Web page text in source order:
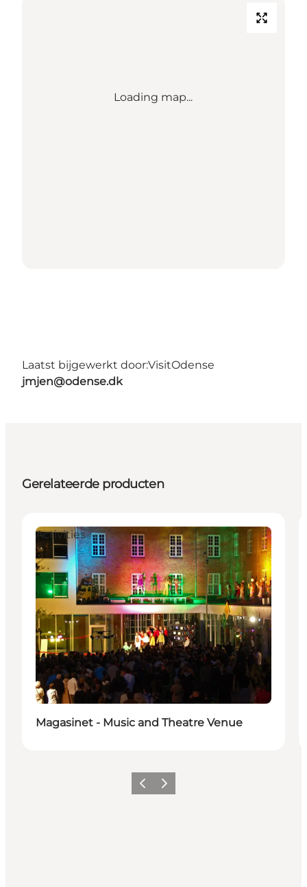
Loading map...
Laatst bijgewerkt door:VisitOdense
jmjen@odense.dk
Gerelateerde producten
Activities
Magasinet - Music and Theatre Venue
Vorige Volgende